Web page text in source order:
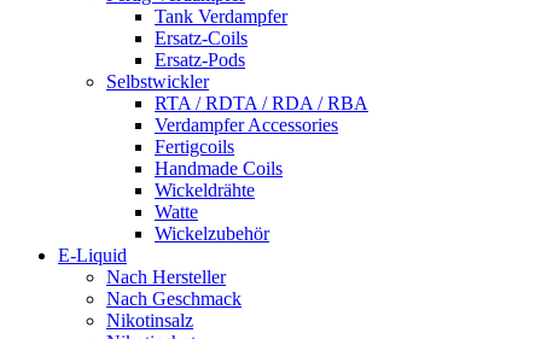
Tank Verdampfer
Ersatz-Coils
Ersatz-Pods
Selbstwickler
RTA / RDTA / RDA / RBA
Verdampfer Accessories
Fertigcoils
Handmade Coils
Wickeldrähte
Watte
Wickelzubehör
E-Liquid
Nach Hersteller
Nach Geschmack
Nikotinsalz